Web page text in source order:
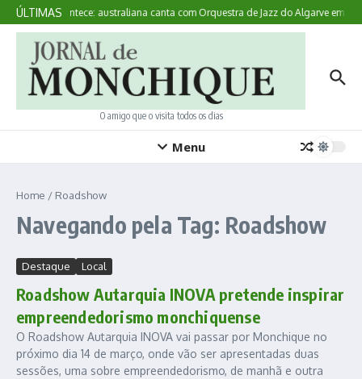
Ir para o conteúdo
ÚLTIMAS
Aqui Acontece: australiana canta com Orquestra de Jazz do Algarve em
O amigo que o visita todos os dias
Menu
Home / Roadshow
Navegando pela Tag: Roadshow
Destaque Local
Roadshow Autarquia INOVA pretende inspirar
empreendedorismo monchiquense
O Roadshow Autarquia INOVA vai passar por Monchique no
próximo dia 14 de março, onde vão ser apresentadas duas
sessões, uma sobre empreendedorismo, de manhã e outra